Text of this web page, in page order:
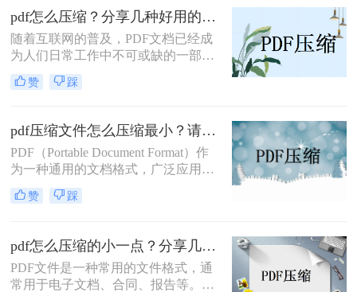
户发前，人都喜欢需要先把它们压
缩。当PDF文件太大的时候，如何进
行PDF如何压缩？还有什么压缩方式
可以把PDF文件压缩到最小？与大家
分享两种pdf压缩方法。
pdf怎么压缩？分享几种好用的压缩方法！
随着互联网的普及，PDF文档已经成
为人们日常工作中不可或缺的一部
分。然而，大型的PDF文件不仅占用
存储空间，还会导致传输和分享过程
够压缩PDF文件大小的方法。本文将
介绍一些pdf怎么压缩的技巧，帮助您
轻松压缩PDF文件，高效管理您的文
档。
赞 踩
pdf压缩文件怎么压缩最小？请收好这些pdf压缩方法！
PDF（Portable Document Format）作
为一种通用的文档格式，广泛应用于
各个领域。然而，由于其较高的文件
大小，PDF文件在传输和存储过程中
文件过大的问题，本文将介绍pdf压缩
文件怎么压缩最小​技巧，帮助您最大
程度地压缩PDF文件的大小。
赞 踩
pdf怎么压缩的小一点？分享几种好用的压缩方法！
PDF文件是一种常用的文件格式，通
常用于电子文档、合同、报告等。然